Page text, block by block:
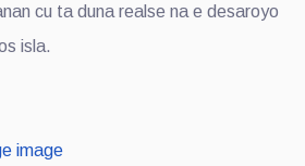
cu ta duna realse na e desaroyo
isla.